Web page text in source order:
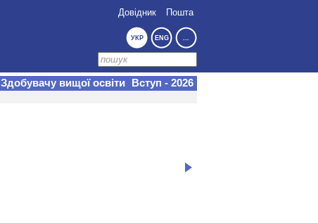
Довідник Пошта
УКР ENG ...
Здобувачу вищої освіти Вступ - 2026